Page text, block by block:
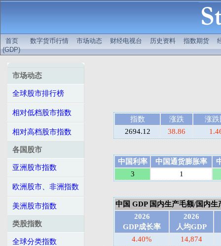
首页 数字货币行情 市场动态 财经电视台 历史资料 指数期货
(GDP)
市场动态
全球股市排行榜
相对低档股市指数
相对高档股市指数
各国股市
亚洲股市指数
欧洲股市、非洲指数
美洲股市指数
类股指数
全球分类指数
指数 涨跌
涨跌
2694.12
38.86
中国利率 中国通货膨胀率
3
1
中国 GDP 国内生产毛额/国内
2026
GDP成长率
2026
人均GDP
4.40%
14,874